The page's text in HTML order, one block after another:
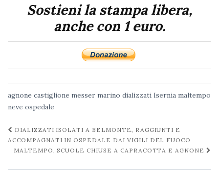
Sostieni la stampa libera,
anche con 1 euro.
agnone castiglione messer marino dializzati Isernia maltempo
neve ospedale
Navigazione
post
DIALIZZATI ISOLATI A BELMONTE, RAGGIUNTI E
ACCOMPAGNATI IN OSPEDALE DAI VIGILI DEL FUOCO
MALTEMPO, SCUOLE CHIUSE A CAPRACOTTA E AGNONE